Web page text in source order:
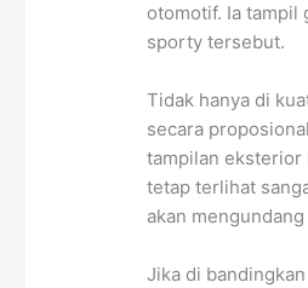
otomotif. Ia tampil
sporty tersebut.
Tidak hanya di
secara
tampilan eksterior
tetap terlihat
akan
Jika di